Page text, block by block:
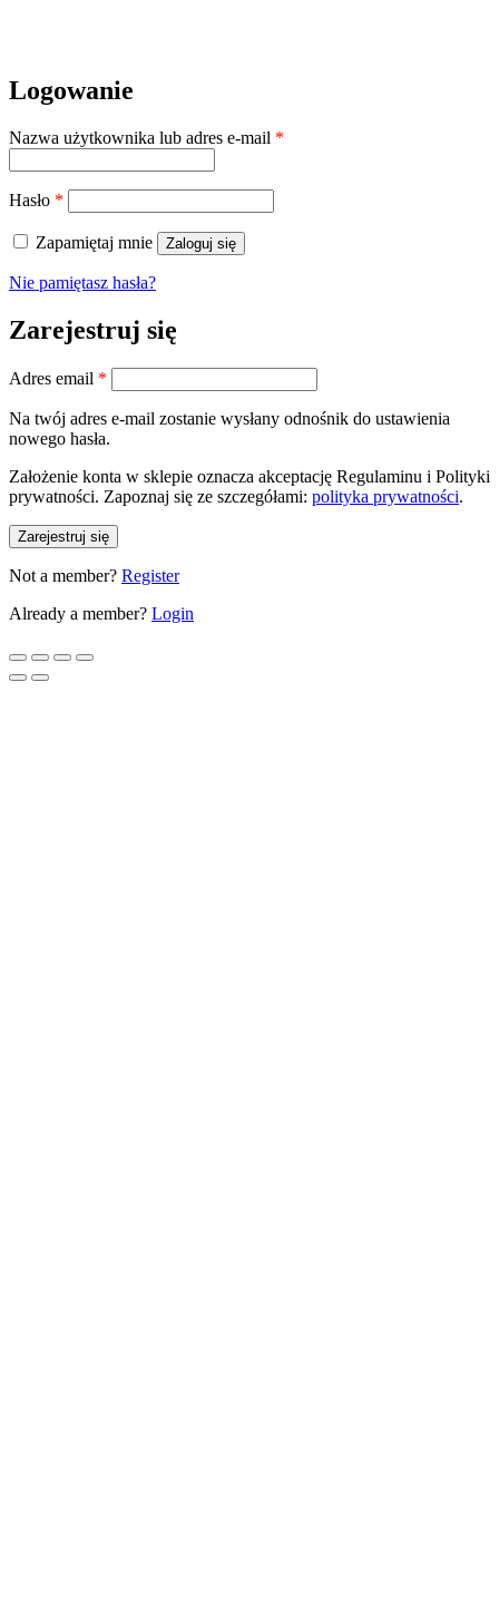
Logowanie
Nazwa użytkownika lub adres e-mail *
Hasło *
Zapamiętaj mnie Zaloguj się
Nie pamiętasz hasła?
Zarejestruj się
Adres email *
Na twój adres e-mail zostanie wysłany odnośnik do ustawienia
nowego hasła.
Założenie konta w sklepie oznacza akceptację Regulaminu i Polityki
prywatności. Zapoznaj się ze szczegółami: polityka prywatności.
Zarejestruj się
Not a member? Register
Already a member? Login